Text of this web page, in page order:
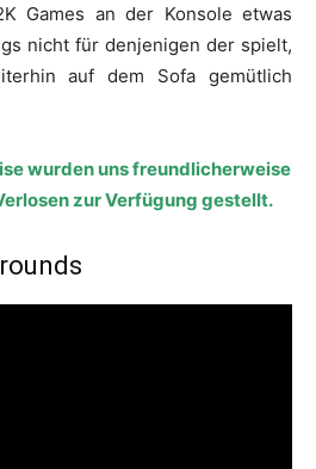
Games an der Konsole etwas
nicht für denjenigen der spielt,
auf dem Sofa gemütlich
wurden uns freundlicherweise
zur Verfügung gestellt.